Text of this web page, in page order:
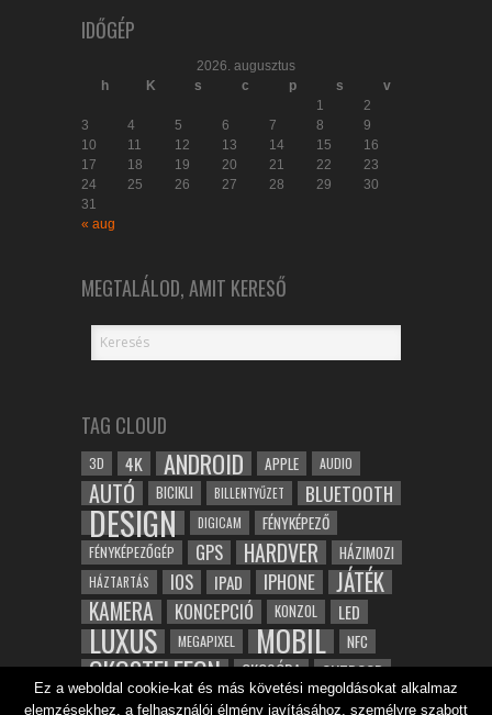
IDŐGÉP
2026. augusztus
h
K s c p s
v
1
2
3
4 5 6 7 8
9
10
11 12 13 14 15
16
17
18 19 20 21 22
23
24
25 26 27 28 29
30
31
« aug
MEGTALÁLOD, AMIT KERESŐ
TAG CLOUD
3D 4K ANDROID APPLE AUDIO
AUTÓ BICIKLI BILLENTYŰZET BLUETOOTH
DESIGN DIGICAM FÉNYKÉPEZŐ
FÉNYKÉPEZŐGÉP GPS HARDVER HÁZIMOZI
HÁZTARTÁS IOS IPAD IPHONE JÁTÉK
KAMERA KONCEPCIÓ KONZOL LED
LUXUS MEGAPIXEL MOBIL NFC
OKOSTELEFON OKOSÓRA OUTDOOR
ROBOT SAMSUNG SPORT TABLET
Ez a weboldal cookie-kat és más követési megoldásokat alkalmaz
elemzésekhez, a felhasználói élmény javításához, személyre szabott